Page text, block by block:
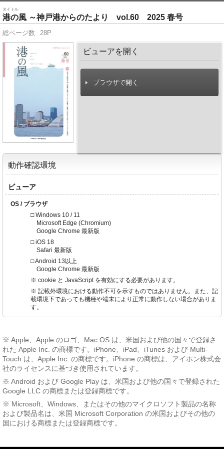
タイトル
港の風 ～神戸港からのたより vol.60 2025 春号
総ページ数 28P
ビューアを開く
ブラウザで開く
動作確認環境
ビューア
OS / ブラウザ
□ Windows 10 / 11
Microsoft Edge (Chromium)
Google Chrome 最新版
□ iOS 18
Safari 最新版
□ Android 13以上
Google Chrome 最新版
※ cookie と JavaScript を有効にする必要があります。
※ 記載外環境における動作不可を示すものではありません。また、記
載環境下であっても機種や端末により正常に動作しない場合がありま
す。
※ Apple、Apple のロゴ、Mac OS は、米国および他の国々で登録さ
れた Apple Inc. の商標です。iPhone、iPad、iTunes および Multi-
Touch は、Apple Inc. の商標です。iPhone の商標は、アイホン株式会
社のライセンスに基づき使用されています。
※ Android および Google Play は、米国および他の国々で登録された
Google LLC の商標または登録商標です。
※ Microsoft、Windows、またはその他のマイクロソフト製品の名称
および製品名は、米国 Microsoft Corporation の米国およびその他の
国における商標または登録商標です。